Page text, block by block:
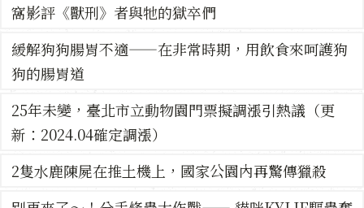
窩影評《獸刑》者與牠的獄卒們
緩解狗狗腸胃不適——在非常時期，用飲食來呵護狗
狗的腸胃道
25年未變，臺北市立動物園門票擬調漲引熱議（更
新：2024.04確定調漲）
2隻水鹿陳屍在推土機上，國家公園內再驚傳獵殺